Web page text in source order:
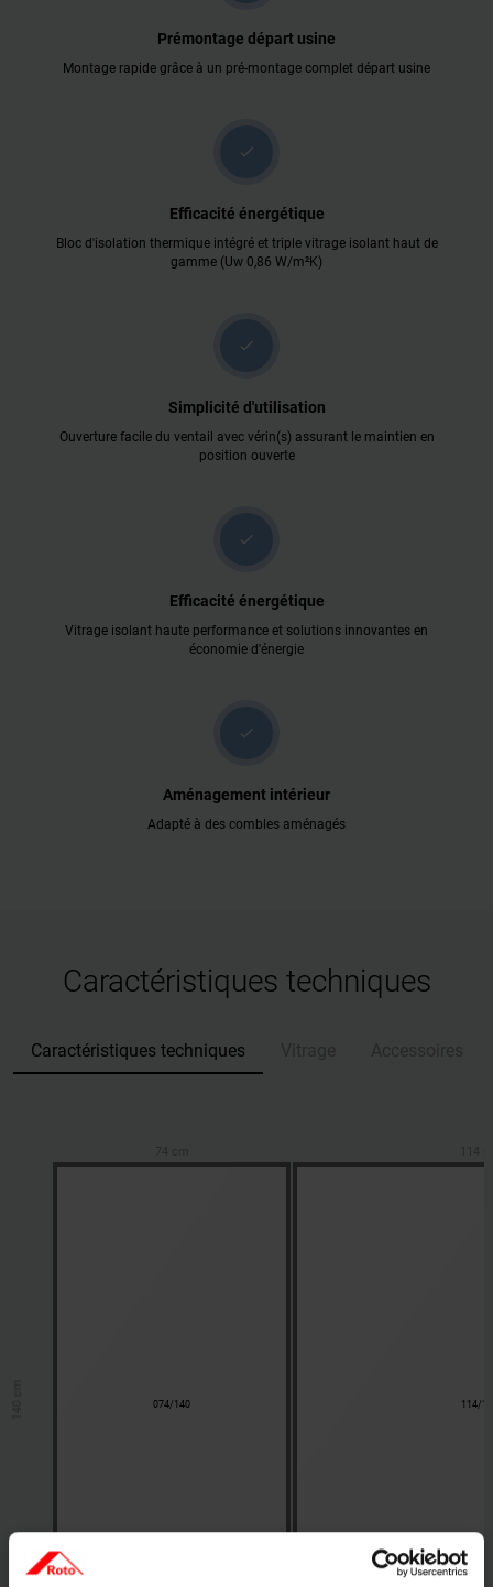
Prémontage départ usine
Montage rapide grâce à un pré-montage complet départ usine
check
Efficacité énergétique
Bloc d'isolation thermique intégré et triple vitrage isolant haut de
gamme (Uw 0,86 W/m²K)
check
Simplicité d'utilisation
Ouverture facile du ventail avec vérin(s) assurant le maintien en
position ouverte
check
Efficacité énergétique
Vitrage isolant haute performance et solutions innovantes en
économie d'énergie
check
Aménagement intérieur
Adapté à des combles aménagés
Caractéristiques techniques
Caractéristiques techniques
074/140 114/